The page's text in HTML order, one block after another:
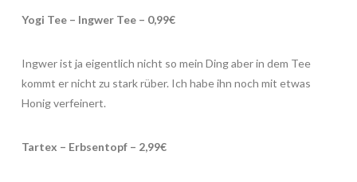
Yogi Tee – Ingwer Tee – 0,99€
Ingwer ist ja eigentlich nicht so mein Ding aber in dem Tee
kommt er nicht zu stark rüber. Ich habe ihn noch mit etwas
Honig verfeinert.
Tartex – Erbsentopf – 2,99€